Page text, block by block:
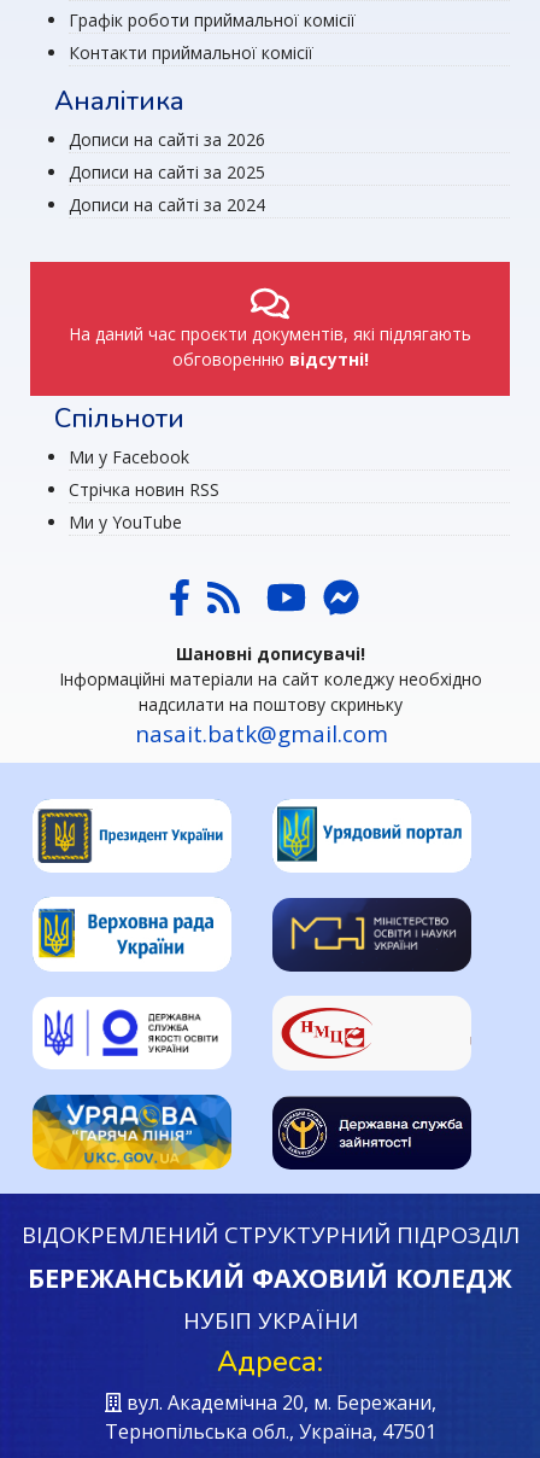
Графік роботи приймальної комісії
Контакти приймальної комісії
Аналітика
Дописи на сайті за 2026
Дописи на сайті за 2025
Дописи на сайті за 2024
На даний час проєкти документів, які підлягають
обговоренню відсутні!
Спільноти
Ми у Facebook
Стрічка новин RSS
Ми у YouTube
Шановні дописувачі!
Інформаційні матеріали на сайт коледжу необхідно
надсилати на поштову скриньку
nasait.batk@gmail.com
ВІДОКРЕМЛЕНИЙ СТРУКТУРНИЙ ПІДРОЗДІЛ
БЕРЕЖАНСЬКИЙ ФАХОВИЙ КОЛЕДЖ
НУБІП УКРАЇНИ
Адреса:
вул. Академічна 20, м. Бережани,
Тернопільська обл., Україна, 47501